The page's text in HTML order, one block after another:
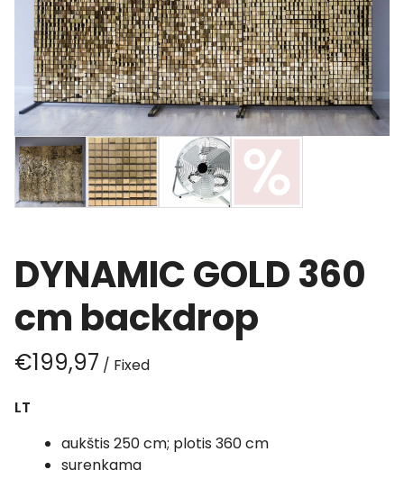
DYNAMIC GOLD 360
cm backdrop
/
LT
aukštis 250 cm; plotis 360 cm
surenkama